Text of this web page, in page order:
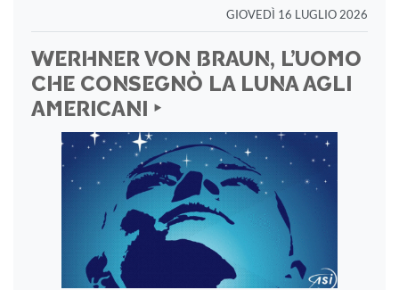
GIOVEDÌ 16 LUGLIO 2026
WERHNER VON BRAUN, L’UOMO
CHE CONSEGNÒ LA LUNA AGLI
AMERICANI ‣